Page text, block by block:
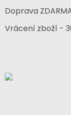
Doprava
Vrácení zboží -